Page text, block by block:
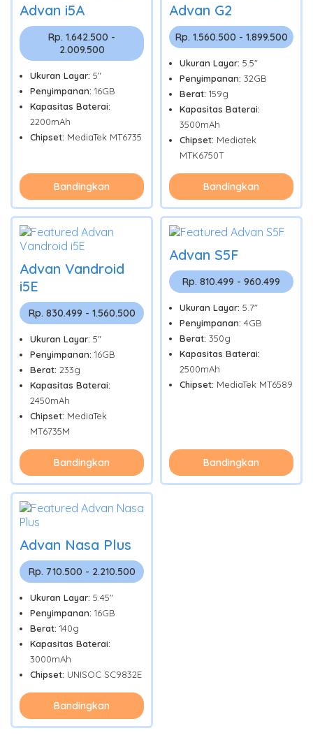
Advan i5A
Rp. 1.642.500 -
2.009.500
Ukuran Layar: 5"
Penyimpanan: 16GB
Kapasitas Baterai:
2200mAh
Chipset: MediaTek MT6735
Bandingkan
Advan G2
Rp. 1.560.500 - 1.899.500
Ukuran Layar: 5.5"
Penyimpanan: 32GB
Berat: 159g
Kapasitas Baterai:
3500mAh
Chipset: Mediatek
MTK6750T
Bandingkan
Advan Vandroid
i5E
Rp. 830.499 - 1.560.500
Ukuran Layar: 5"
Penyimpanan: 16GB
Berat: 233g
Kapasitas Baterai:
2450mAh
Chipset: MediaTek
MT6735M
Bandingkan
Advan S5F
Rp. 810.499 - 960.499
Ukuran Layar: 5.7"
Penyimpanan: 4GB
Berat: 350g
Kapasitas Baterai:
2500mAh
Chipset: MediaTek MT6589
Bandingkan
Advan Nasa Plus
Rp. 710.500 - 2.210.500
Ukuran Layar: 5.45"
Penyimpanan: 16GB
Berat: 140g
Kapasitas Baterai:
3000mAh
Chipset: UNISOC SC9832E
Bandingkan